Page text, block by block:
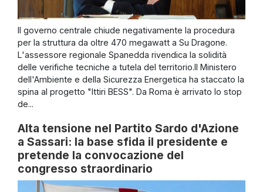
Il governo centrale chiude negativamente la procedura
per la struttura da oltre 470 megawatt a Su Dragone.
L'assessore regionale Spanedda rivendica la solidità
delle verifiche tecniche a tutela del territorio.Il Ministero
dell'Ambiente e della Sicurezza Energetica ha staccato la
spina al progetto "Ittiri BESS". Da Roma è arrivato lo stop
de...
Alta tensione nel Partito Sardo d'Azione
a Sassari: la base sfida il presidente e
pretende la convocazione del
congresso straordinario